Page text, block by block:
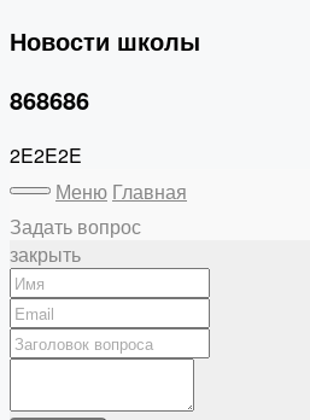
Новости школы
868686
2E2E2E
Меню Главная
Задать вопрос
закрыть